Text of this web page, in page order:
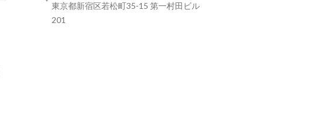
東京都新宿区若松町35-15 第一村田ビル
201